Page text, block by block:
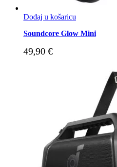
Dodaj u košaricu
Soundcore Glow Mini
49,90 €